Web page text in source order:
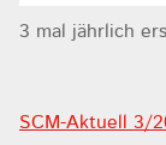
3 mal jährlich
SCM-Aktuell 3/